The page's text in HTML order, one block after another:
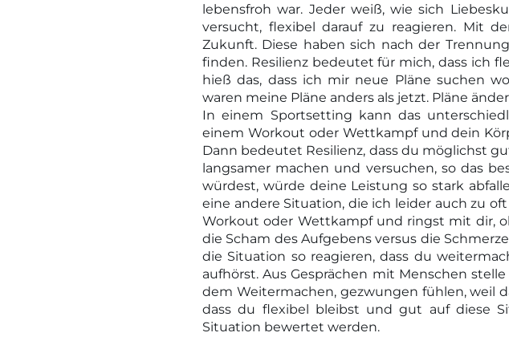
lebensfroh war. Jeder weiß, wie sich
versucht, flexibel darauf zu reagieren. Mit
Zukunft. Diese haben sich nach der
finden. Resilienz bedeutet für mich, dass ich
hieß das, dass ich mir neue Pläne suchen
waren meine Pläne anders als jetzt. Pläne
In einem Sportsetting kann das
einem Workout oder Wettkampf und dein
Dann bedeutet Resilienz, dass du möglichst
langsamer machen und versuchen, so das
würdest, würde deine Leistung so stark
eine andere Situation, die ich leider auch zu
Workout oder Wettkampf und ringst mit dir,
die Scham des Aufgebens versus die
die Situation so reagieren, dass du
aufhörst. Aus Gesprächen mit Menschen
dem Weitermachen, gezwungen fühlen, weil
dass du flexibel bleibst und gut auf diese
Situation bewertet werden.